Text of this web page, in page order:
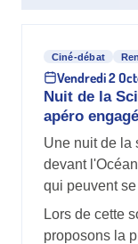
Ciné-débat
Vendredi 2
Nuit de la
apéro
Une nuit de la
devant
qui peuvent
Lors de cette
proposons la